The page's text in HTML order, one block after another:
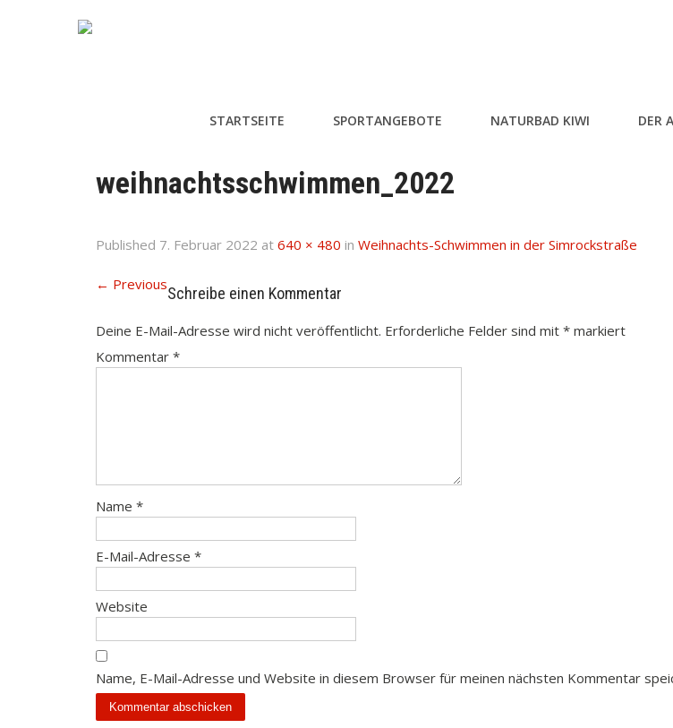
STARTSEITE SPORTANGEBOTE NATURBAD KIWI DER
weihnachtsschwimmen_2022
Published 7. Februar 2022 at 640 × 480 in Weihnachts-Schwimmen in der Simrockstraße
← PreviousSchreibe einen Kommentar
Deine E-Mail-Adresse wird nicht veröffentlicht. Erforderliche Felder sind mit * markiert
Kommentar *
Name *
E-Mail-Adresse *
Website
Name, E-Mail-Adresse und Website in diesem Browser für meinen nächsten Kommentar